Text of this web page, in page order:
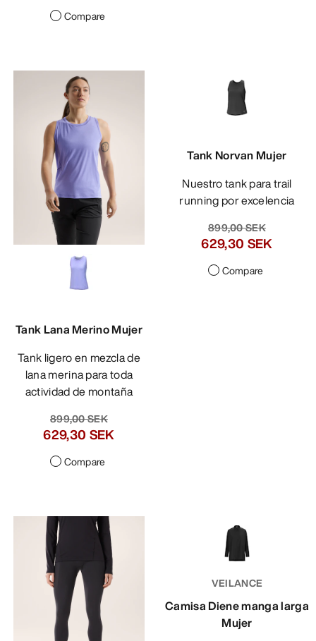
Compare
Tank Lana Merino Mujer
Tank ligero en mezcla de
lana merina para toda
actividad de montaña
899,00 SEK
629,30 SEK
Compare
Tank Norvan Mujer
Nuestro tank para trail
running por excelencia
899,00 SEK
629,30 SEK
Compare
VEILANCE
Camisa Diene manga larga
Mujer